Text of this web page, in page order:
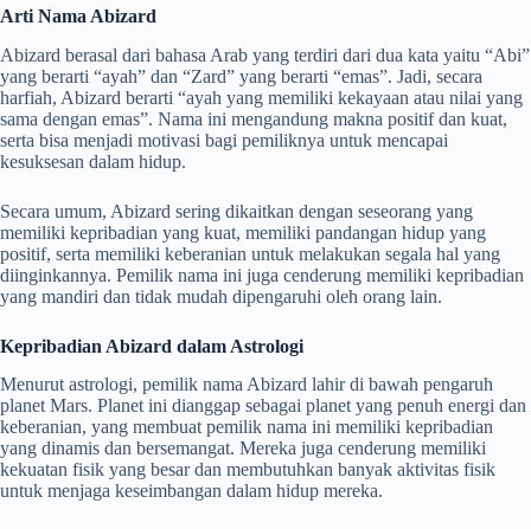
Arti Nama Abizard
Abizard berasal dari bahasa Arab yang terdiri dari dua kata yaitu “Abi”
yang berarti “ayah” dan “Zard” yang berarti “emas”. Jadi, secara
harfiah, Abizard berarti “ayah yang memiliki kekayaan atau nilai yang
sama dengan emas”. Nama ini mengandung makna positif dan kuat,
serta bisa menjadi motivasi bagi pemiliknya untuk mencapai
kesuksesan dalam hidup.
Secara umum, Abizard sering dikaitkan dengan seseorang yang
memiliki kepribadian yang kuat, memiliki pandangan hidup yang
positif, serta memiliki keberanian untuk melakukan segala hal yang
diinginkannya. Pemilik nama ini juga cenderung memiliki kepribadian
yang mandiri dan tidak mudah dipengaruhi oleh orang lain.
Kepribadian Abizard dalam Astrologi
Menurut astrologi, pemilik nama Abizard lahir di bawah pengaruh
planet Mars. Planet ini dianggap sebagai planet yang penuh energi dan
keberanian, yang membuat pemilik nama ini memiliki kepribadian
yang dinamis dan bersemangat. Mereka juga cenderung memiliki
kekuatan fisik yang besar dan membutuhkan banyak aktivitas fisik
untuk menjaga keseimbangan dalam hidup mereka.